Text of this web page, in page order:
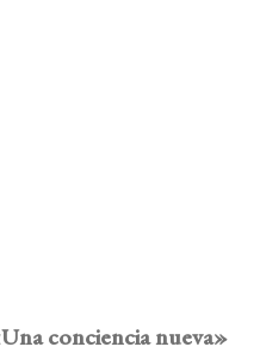
conciencia nueva»